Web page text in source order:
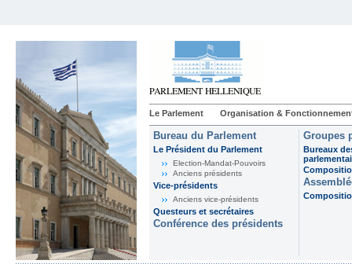
Le Parlement Organisation &
Bureau du Parlement
Le Président du Parlement
Election-Mandat-Pouvoirs
Anciens présidents
Vice-présidents
Anciens vice-présidents
Questeurs et secrétaires
Conférence des présidents
Groupes
Bureaux